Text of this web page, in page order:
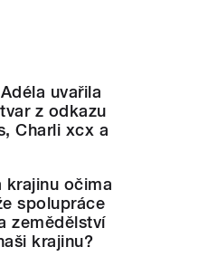
uvařila
z odkazu
Charli xcx a
krajinu očima
spolupráce
zemědělství
krajinu?